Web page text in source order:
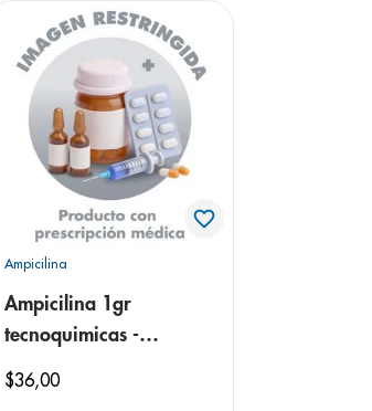
Ampicilina
Ampicilina 1gr
tecnoquimicas -
$36,00